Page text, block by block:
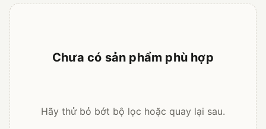
Chưa có sản phẩm phù hợp
Hãy thử bỏ bớt bộ lọc hoặc quay lại sau.